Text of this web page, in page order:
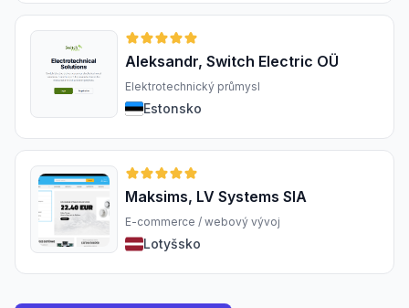
Aleksandr, Switch Electric OÜ
Elektrotechnický průmysl
Estonsko
Maksims, LV Systems SIA
E-commerce / webový vývoj
Lotyšsko